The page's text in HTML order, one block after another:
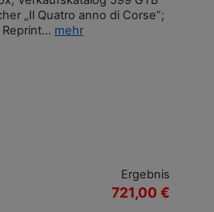
„Il Quatro anno di Corse“;
mehr
Ergebnis
721,00 €